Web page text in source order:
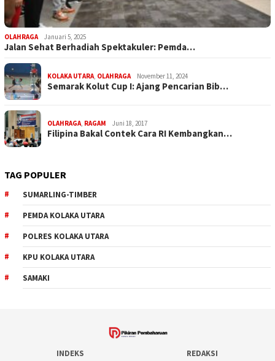
OLAHRAGA Januari 5, 2025
Jalan Sehat Berhadiah Spektakuler: Pemda…
KOLAKA UTARA, OLAHRAGA November 11, 2024
Semarak Kolut Cup I: Ajang Pencarian Bib…
OLAHRAGA, RAGAM Juni 18, 2017
Filipina Bakal Contek Cara RI Kembangkan…
TAG POPULER
SUMARLING-TIMBER
PEMDA KOLAKA UTARA
POLRES KOLAKA UTARA
KPU KOLAKA UTARA
SAMAKI
INDEKS REDAKSI